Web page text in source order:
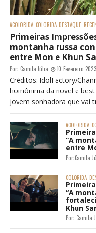
#COLORIDA COLORIDA DESTAQUE
Primeiras
montanha russa
entre Mon e Khun
Por: Camila Júlia 10 Fevereiro 2023
Créditos: IdolFactory/
homônima da novel e
jovem sonhadora que vai
#COLORIDA
“A
entre
Por:Camila
COLORIDA
“A
Khun
Por: Camila